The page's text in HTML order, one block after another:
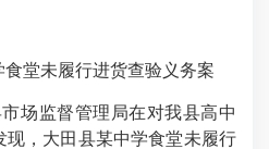
堂未履行进货查验义务案
场监督管理局在对我县高中
，大田县某中学食堂未履行